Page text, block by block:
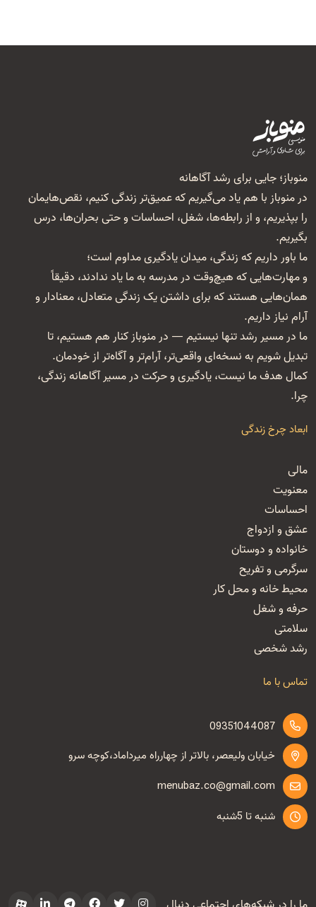
منوباز؛ جایی برای رشد آگاهانه
در منوباز با هم یاد می‌گیریم که عمیق‌تر زندگی کنیم، نقص‌هایمان
را بپذیریم، و از رابطه‌ها، شغل‌، احساسات و حتی بحران‌ها، درس
بگیریم.
ما باور داریم که زندگی، میدان یادگیری مداوم است؛
و مهارت‌هایی که هیچ‌وقت در مدرسه به ما یاد ندادند، دقیقاً
همان‌هایی هستند که برای داشتن یک زندگی متعادل، معنا‌دار و
آرام نیاز داریم.
ما در مسیر رشد تنها نیستیم — در منوباز کنار هم هستیم، تا
تبدیل شویم به نسخه‌ای واقعی‌تر، آرام‌تر و آگاه‌تر از خودمان.
کمال هدف ما نیست، یادگیری و حرکت در مسیر آگاهانه زندگی،
چرا.
ابعاد چرخ زندگی
مالی
معنویت
احساسات
عشق و ازدواج
خانواده و دوستان
سرگرمی و تفریح
محیط خانه و محل کار
حرفه و شغل
سلامتی
رشد شخصی
تماس با ما
09351044087
خیابان ولیعصر، بالاتر از چهارراه میرداماد،کوچه سرو
menubaz.co@gmail.com
شنبه تا 5شنبه